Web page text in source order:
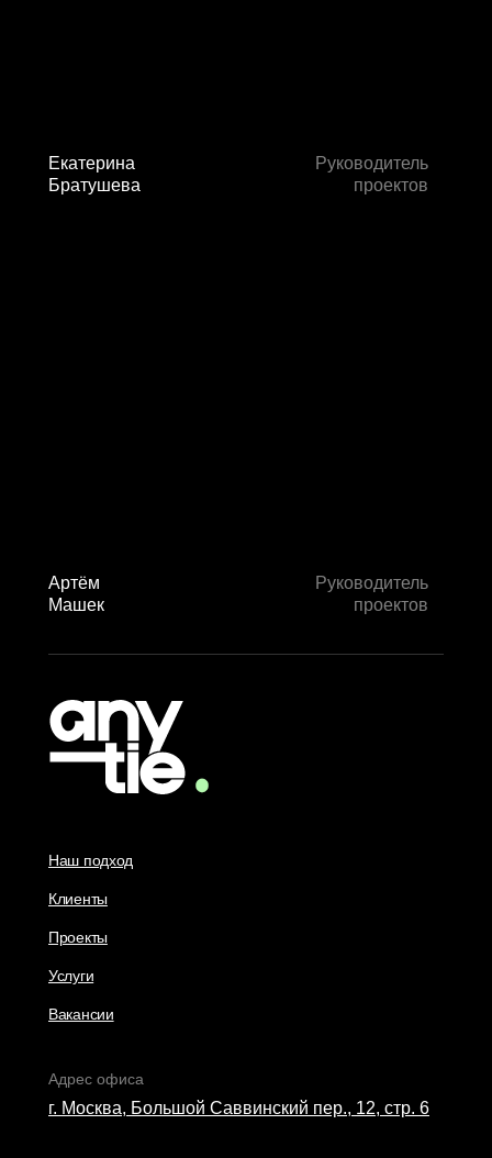
Екатерина
Братушева
Руководитель
проектов
Артём
Машек
Руководитель
проектов
Наш подход
Клиенты
Адрес офиса
г. Москва, Большой Саввинский пер., 12, стр. 6
Проекты
Услуги
Вакансии